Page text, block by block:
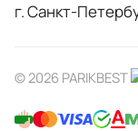
г. Санкт-
© 2026 PARIKBEST